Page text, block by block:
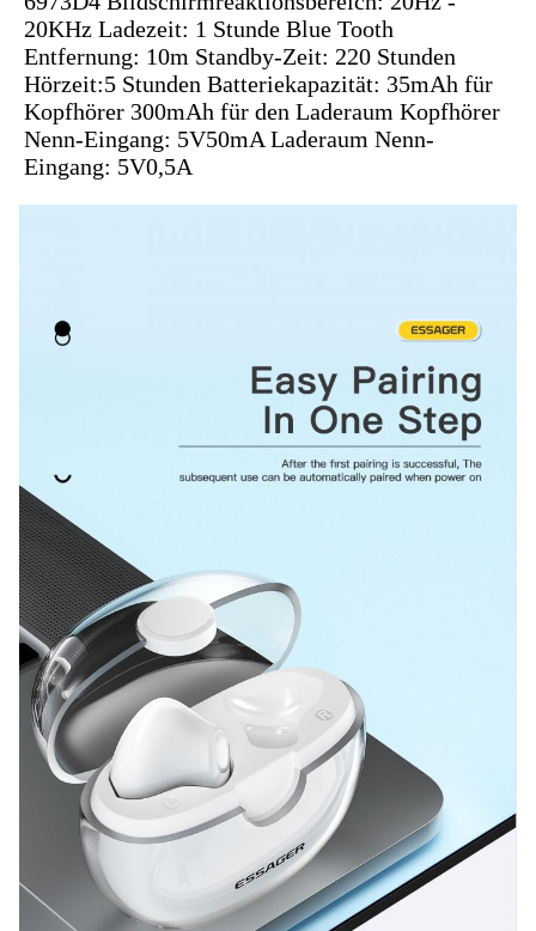
20KHz Ladezeit: 1 Stunde Blue Tooth
Entfernung: 10m Standby-Zeit: 220 Stunden
Hörzeit:5 Stunden Batteriekapazität: 35mAh für
Kopfhörer 300mAh für den Laderaum Kopfhörer
Nenn-Eingang: 5V50mA Laderaum Nenn-
Eingang: 5V0,5A